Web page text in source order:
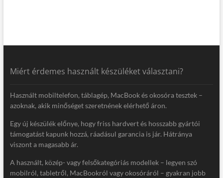
Miért érdemes használt készüléket választani?
Használt mobiltelefon, táblagép, MacBook és okosóra tesztek –
azoknak, akik minőséget szeretnének elérhető áron.
Egy új készülék előnye, hogy friss hardvert és hosszabb gyártói
támogatást kapunk hozzá, ráadásul garancia is jár. Hátránya
viszont a magasabb ár.
A használt, közép- vagy felsőkategóriás modellek – legyen szó
mobilról, tabletről, MacBookról vagy okosóráról – gyakran jobb